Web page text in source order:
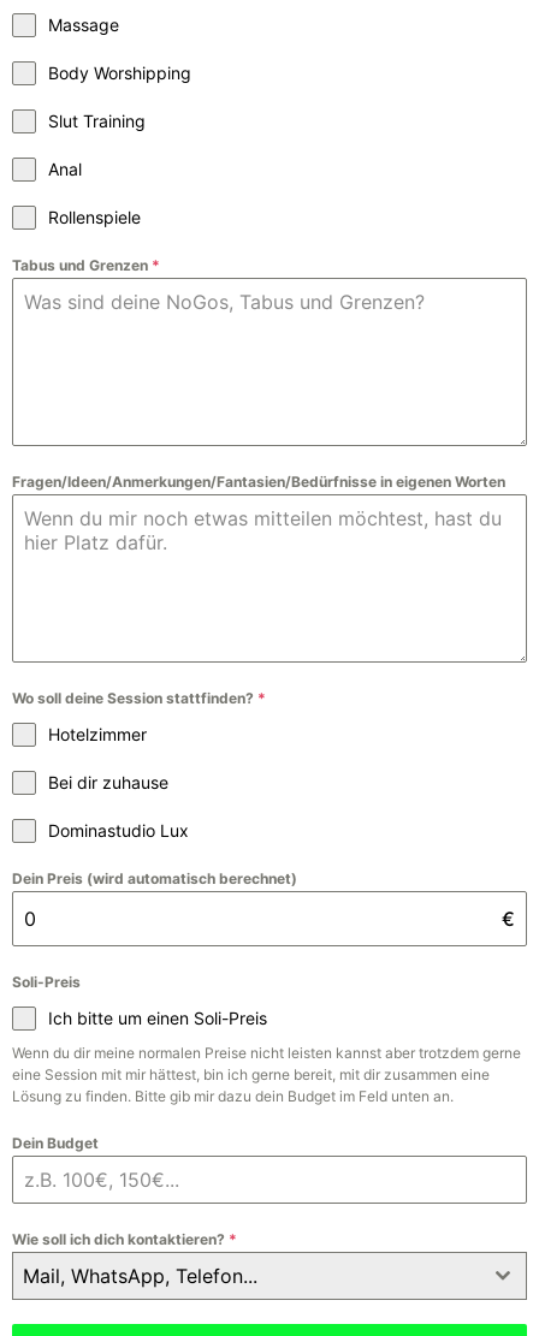
Massage
Body Worshipping
Slut Training
Anal
Rollenspiele
Tabus und Grenzen *
Fragen/Ideen/Anmerkungen/Fantasien/Bedürfnisse in eigenen Worten
Wo soll deine Session stattfinden? *
Hotelzimmer
Bei dir zuhause
Dominastudio Lux
Dein Preis (wird automatisch berechnet)
€
Soli-Preis
Ich bitte um einen Soli-Preis
Wenn du dir meine normalen Preise nicht leisten kannst aber trotzdem gerne
eine Session mit mir hättest, bin ich gerne bereit, mit dir zusammen eine
Lösung zu finden. Bitte gib mir dazu dein Budget im Feld unten an.
Dein Budget
Wie soll ich dich kontaktieren? *
Mail, WhatsApp, Telefon...